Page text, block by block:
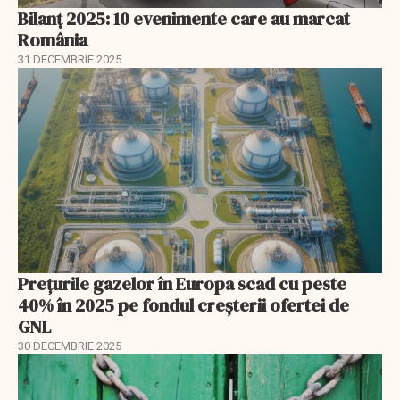
Bilanț 2025: 10 evenimente care au marcat
România
31 DECEMBRIE 2025
Prețurile gazelor în Europa scad cu peste
40% în 2025 pe fondul creșterii ofertei de
GNL
30 DECEMBRIE 2025